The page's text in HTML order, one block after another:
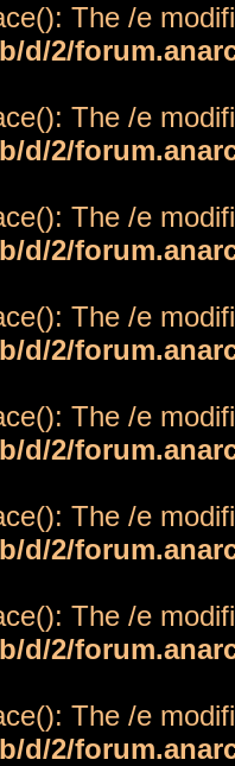
The /e
d/2/
The /e
d/2/
The /e
d/2/
The /e
d/2/
The /e
d/2/
The /e
d/2/
The /e
d/2/
The /e
d/2/